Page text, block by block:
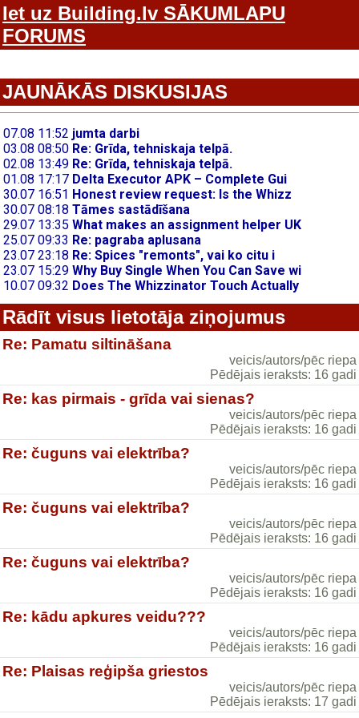
Iet uz Building.lv SĀKUMLAPU
FORUMS
JAUNĀKĀS DISKUSIJAS
Rādīt visus lietotāja ziņojumus
Re: Pamatu siltināšana
veicis/autors/pēc riepa
Pēdējais ieraksts: 16 gadi
Re: kas pirmais - grīda vai sienas?
veicis/autors/pēc riepa
Pēdējais ieraksts: 16 gadi
Re: čuguns vai elektrība?
veicis/autors/pēc riepa
Pēdējais ieraksts: 16 gadi
Re: čuguns vai elektrība?
veicis/autors/pēc riepa
Pēdējais ieraksts: 16 gadi
Re: čuguns vai elektrība?
veicis/autors/pēc riepa
Pēdējais ieraksts: 16 gadi
Re: kādu apkures veidu???
veicis/autors/pēc riepa
Pēdējais ieraksts: 16 gadi
Re: Plaisas reģipša griestos
veicis/autors/pēc riepa
Pēdējais ieraksts: 17 gadi